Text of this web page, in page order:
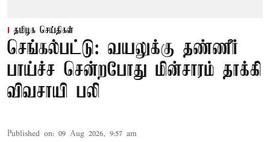
தமிழக செய்திகள்
செங்கல்பட்டு: வயலுக்கு தண்ணீர்
பாய்ச்ச சென்றபோது மின்சாரம் தாக்கி
விவசாயி பலி
Published on: 09 Aug 2026, 9:57 am